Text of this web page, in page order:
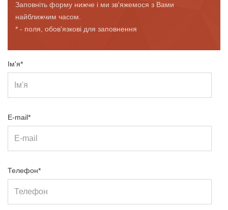
Заповніть форму нижче і ми зв'яжемося з Вами
найближчим часом.
* - поля, обов'язкові для заповнення
Ім'я*
E-mail*
Телефон*